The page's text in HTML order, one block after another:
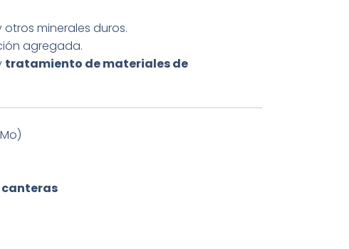
otros minerales duros.
agregada.
tratamiento de materiales de
canteras